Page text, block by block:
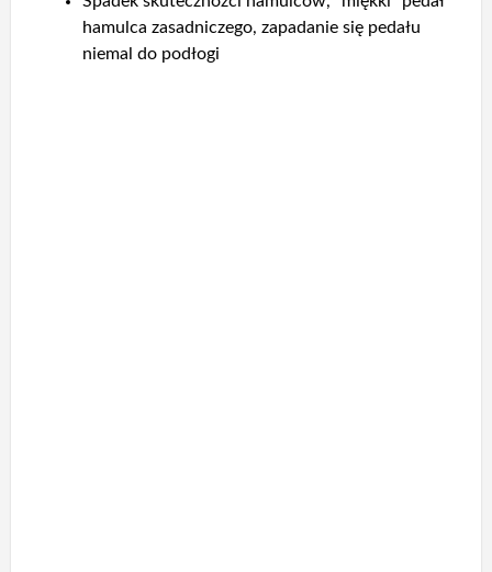
hamulca zasadniczego, zapadanie się pedału
niemal do podłogi